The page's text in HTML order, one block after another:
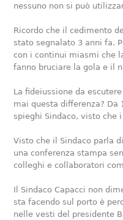
nessuno non si può
Ricordo che il cedimento
stato segnalato 3 anni fa.
con i continui miasmi che
fanno bruciare la gola e il
La fideiussione da
mai questa differenza? Da
spieghi Sindaco, visto che
Visto che il Sindaco parla
una conferenza stampa
colleghi e collaboratori
Il Sindaco Capacci non
sta facendo sul porto è
nelle vesti del presidente